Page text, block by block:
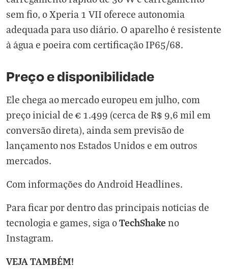
sem fio, o Xperia 1 VII oferece autonomia
adequada para uso diário. O aparelho é resistente
à água e poeira com certificação IP65/68.
Preço e disponibilidade
Ele chega ao mercado europeu em julho, com
preço inicial de € 1.499 (cerca de R$ 9,6 mil em
conversão direta), ainda sem previsão de
lançamento nos Estados Unidos e em outros
mercados.
Com informações do Android Headlines.
Para ficar por dentro das principais notícias de
tecnologia e games, siga oTechShake no
Instagram.
VEJA TAMBÉM!